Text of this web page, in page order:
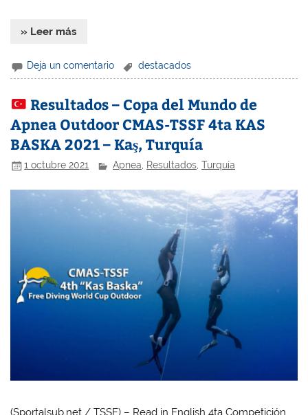
» Leer más
Deja un comentario destacados
Resultados – Copa del Mundo de
Apnea Outdoor CMAS-TSSF 4ta KAS
BASKA 2021 – Kaş, Turquía
1 octubre 2021 Apnea, Resultados,Turquía
(Sportalsub.net / TSSF) – Read in English 4ta Competición